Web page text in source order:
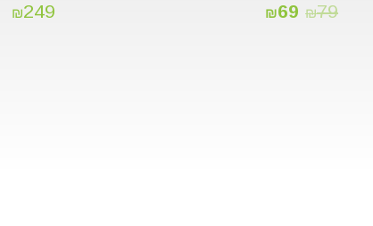
₪79
₪69
₪249